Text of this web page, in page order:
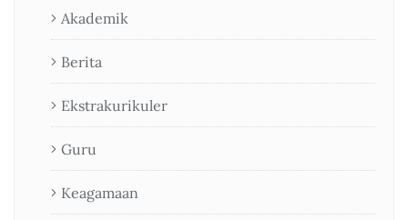
Akademik
Berita
Ekstrakurikuler
Guru
Keagamaan